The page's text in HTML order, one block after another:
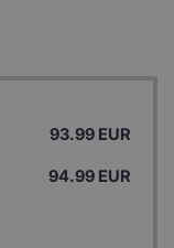
93.99 EUR
94.99 EUR